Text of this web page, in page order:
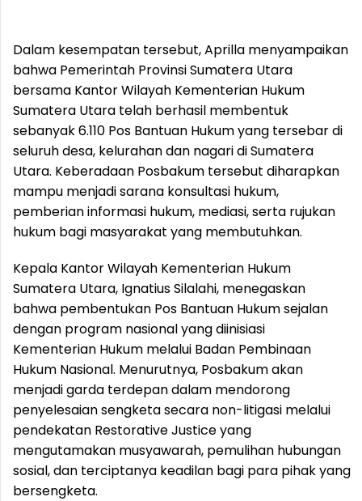
Dalam kesempatan tersebut, Aprilla menyampaikan
bahwa Pemerintah Provinsi Sumatera Utara
bersama Kantor Wilayah Kementerian Hukum
Sumatera Utara telah berhasil membentuk
sebanyak 6.110 Pos Bantuan Hukum yang tersebar di
seluruh desa, kelurahan dan nagari di Sumatera
Utara. Keberadaan Posbakum tersebut diharapkan
mampu menjadi sarana konsultasi hukum,
pemberian informasi hukum, mediasi, serta rujukan
hukum bagi masyarakat yang membutuhkan.
Kepala Kantor Wilayah Kementerian Hukum
Sumatera Utara, Ignatius Silalahi, menegaskan
bahwa pembentukan Pos Bantuan Hukum sejalan
dengan program nasional yang diinisiasi
Kementerian Hukum melalui Badan Pembinaan
Hukum Nasional. Menurutnya, Posbakum akan
menjadi garda terdepan dalam mendorong
penyelesaian sengketa secara non-litigasi melalui
pendekatan Restorative Justice yang
mengutamakan musyawarah, pemulihan hubungan
sosial, dan terciptanya keadilan bagi para pihak yang
bersengketa.